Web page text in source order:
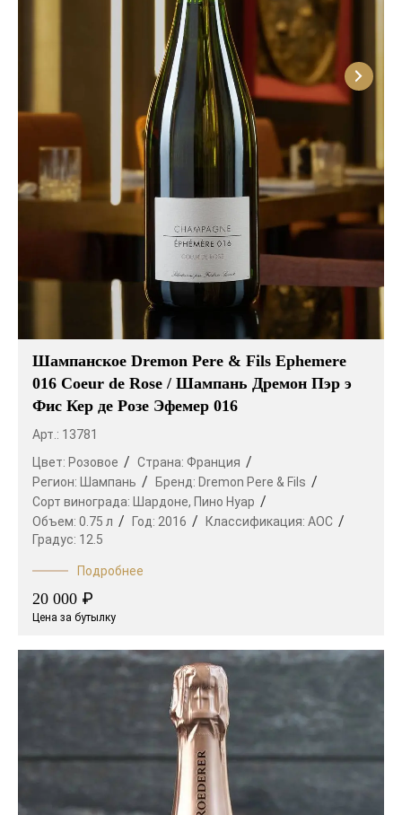
Итальянские вина
Французские вина
Испанские вина
Пиво
Шампанское Dremon Pere & Fils Ephemere
016 Coeur de Rose / Шампань Дремон Пэр э
Фис Кер де Розе Эфемер 016
Арт.: 13781
Цвет: Розовое Страна: Франция
Регион:
Шампань Бренд: Dremon Pere & Fils
Сорт винограда:
Шардоне, Пино Нуар
Объем: 0.75 л Год: 2016 Классификация: AOC
Градус: 12.5
Подробнее
20 000 ₽
Цена за бутылку